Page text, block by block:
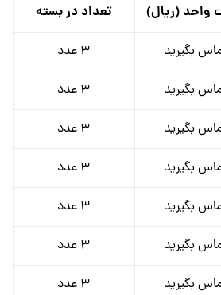
واحد (ریال) تعداد در بسته
بگیرید 3 عدد
بگیرید 3 عدد
بگیرید 3 عدد
بگیرید 3 عدد
بگیرید 3 عدد
بگیرید 3 عدد
بگیرید 3 عدد